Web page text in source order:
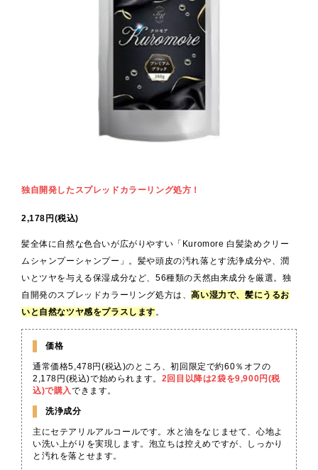
独自開発したスプレッドカラーリング処方 ！
2,178円(税込)
髪全体に自然な色合いが広がりやすい「Kuromore 白髪染めクリー
ムシャンプーシャンプー」。髪や頭皮の汚れ落とす洗浄成分や、潤
いとツヤを与える保湿成分など、56種類の天然由来成分を厳選。独
自開発のスプレッドカラーリング処方は、高い湿力で、髪にうるお
いと自然なツヤ感をプラスします 。
価格
通常価格5,478円(税込)のところ、初回限定で約60％オフの
2,178円(税込)で始められます。 2回目以降は2袋を9,900円(税
込)で購入 できます。
洗浄成分
主にセテアリルアルコールです。水と油をなじませて、心地よ
い洗い上がりを実現します。泡立ちは控えめですが、しっかり
と汚れを落とせます。